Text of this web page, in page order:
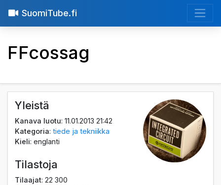
SuomiTube.fi
FFcossag
Yleistä
Kanava luotu: 11.01.2013 21:42
Kategoria:tiede ja tekniikka
Kieli: englanti
Tilastoja
Tilaajat: 22 300